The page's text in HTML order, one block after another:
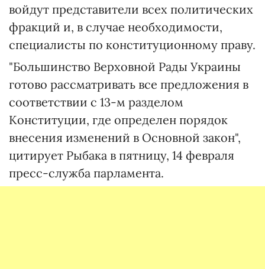
войдут представители всех политических
фракций и, в случае необходимости,
специалисты по конституционному праву.
"Большинство Верховной Рады Украины
готово рассматривать все предложения в
соответствии с 13-м разделом
Конституции, где определен порядок
внесения изменений в Основной закон",
цитирует Рыбака в пятницу, 14 февраля
пресс-служба парламента.